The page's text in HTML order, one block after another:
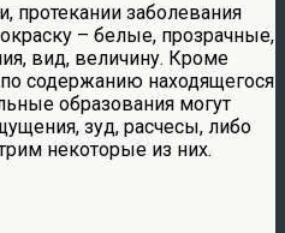
протекании заболевания
– белые, прозрачные,
вид, величину. Кроме
по содержанию находящегося
образования могут
зуд, расчесы, либо
некоторые из них.